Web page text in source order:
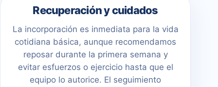
Recuperación y cuidados
La incorporación es inmediata para la vida
cotidiana básica, aunque recomendamos
reposar durante la primera semana y
evitar esfuerzos o ejercicio hasta que el
equipo lo autorice. El seguimiento